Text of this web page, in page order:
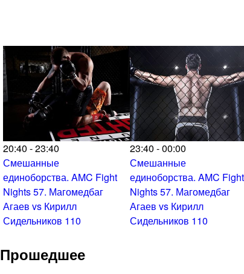
20:40 - 23:40
Смешанные
единоборства. AMC Fight
Nights 57. Магомедбаг
Агаев vs Кирилл
Сидельников 110
23:40 - 00:00
Смешанные
единоборства. AMC Fight
Nights 57. Магомедбаг
Агаев vs Кирилл
Сидельников 110
Прошедшее